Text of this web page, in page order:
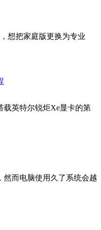
想把家庭版更换为专业
载英特尔锐炬Xe显卡的第
然而电脑使用久了系统会越